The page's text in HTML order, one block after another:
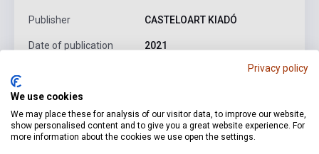
Publisher CASTELOART KIADÓ
Date of publication 2021
Language
Related links Reviews
Privacy policy
We use cookies
We may place these for analysis of our visitor data, to improve our website,
show personalised content and to give you a great website experience. For
more information about the cookies we use open the settings.